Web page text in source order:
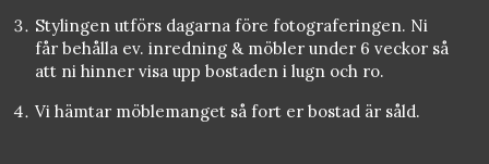
Stylingen utförs dagarna före fotograferingen. Ni
får behålla ev. inredning & möbler under 6 veckor så
att ni hinner visa upp bostaden i lugn och ro.
Vi hämtar möblemanget så fort er bostad är såld.